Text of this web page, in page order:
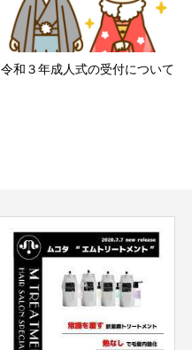
令和３年成人式の受付について